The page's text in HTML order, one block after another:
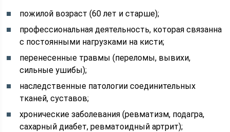
пожилой возраст (60 лет и старше);
профессиональная деятельность, которая связанна
с постоянными нагрузками на кисти;
перенесенные травмы (переломы, вывихи,
сильные ушибы);
наследственные патологии соединительных
тканей, суставов;
хронические заболевания (ревматизм, подагра,
сахарный диабет, ревматоидный артрит);